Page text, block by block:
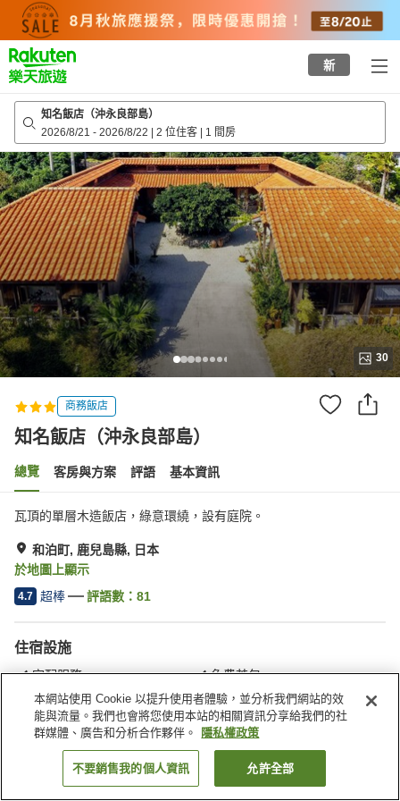
top
page
新
知名飯店（沖永良部島）
2026/8/21 - 2026/8/22 | 2 位住客 | 1 間房
30
商務飯店
知名飯店（沖永良部島）
總覽 客房與方案 評語 基本資訊
瓦頂的單層木造飯店，綠意環繞，設有庭院。
和泊町, 鹿兒島縣, 日本
於地圖上顯示
4.7 超棒 評語數： 81
住宿設施
宅配服務
免費茶包
接送服務（需預約）
接送服務（免費）
首頁 日本 鹿兒島縣 和泊町 知名飯店（沖永良部島）
找客房
本網站使用 Cookie 以提升使用者體驗，並分析我們網站的效
能與流量。我們也會將您使用本站的相關資訊分享給我們的社
群媒體、廣告和分析合作夥伴。
隱私權政策
不要銷售我的個人資訊 允許全部